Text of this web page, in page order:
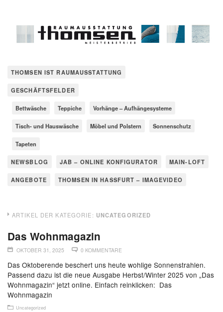
THOMSEN IST RAUMAUSSTATTUNG
GESCHÄFTSFELDER
Bettwäsche Teppiche Vorhänge – Aufhängesysteme
Tisch- und Hauswäsche Möbel und Polstern Sonnenschutz
Tapeten
NEWSBLOG JAB – ONLINE KONFIGURATOR MAIN-LOFT
ANGEBOTE THOMSEN IN HASSFURT – IMAGEVIDEO
ARTIKEL DER KATEGORIE: UNCATEGORIZED
Das Wohnmagazin
OKTOBER 31, 2025 0 KOMMENTARE
Das Oktoberende beschert uns heute wohlige Sonnenstrahlen.
Passend dazu ist die neue Ausgabe Herbst/Winter 2025 von „Das
Wohnmagazin“ jetzt online. Einfach reinklicken: Das
Wohnmagazin
Uncategorized